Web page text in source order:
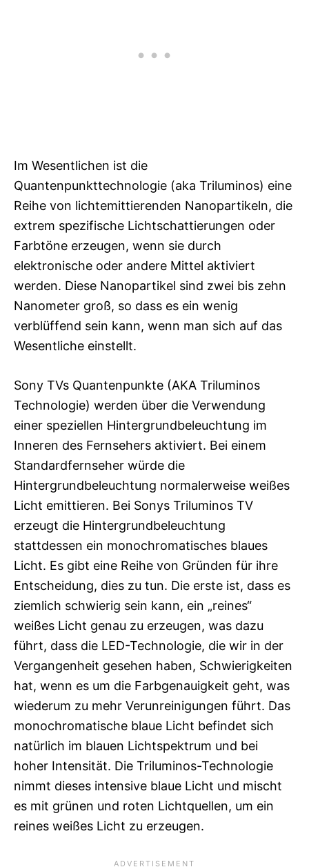
Im Wesentlichen ist die
Quantenpunkttechnologie (aka Triluminos) eine
Reihe von lichtemittierenden Nanopartikeln, die
extrem spezifische Lichtschattierungen oder
Farbtöne erzeugen, wenn sie durch
elektronische oder andere Mittel aktiviert
werden. Diese Nanopartikel sind zwei bis zehn
Nanometer groß, so dass es ein wenig
verblüffend sein kann, wenn man sich auf das
Wesentliche einstellt.
Sony TVs Quantenpunkte (AKA Triluminos
Technologie) werden über die Verwendung
einer speziellen Hintergrundbeleuchtung im
Inneren des Fernsehers aktiviert. Bei einem
Standardfernseher würde die
Hintergrundbeleuchtung normalerweise weißes
Licht emittieren. Bei Sonys Triluminos TV
erzeugt die Hintergrundbeleuchtung
stattdessen ein monochromatisches blaues
Licht. Es gibt eine Reihe von Gründen für ihre
Entscheidung, dies zu tun. Die erste ist, dass es
ziemlich schwierig sein kann, ein „reines“
weißes Licht genau zu erzeugen, was dazu
führt, dass die LED-Technologie, die wir in der
Vergangenheit gesehen haben, Schwierigkeiten
hat, wenn es um die Farbgenauigkeit geht, was
wiederum zu mehr Verunreinigungen führt. Das
monochromatische blaue Licht befindet sich
natürlich im blauen Lichtspektrum und bei
hoher Intensität. Die Triluminos-Technologie
nimmt dieses intensive blaue Licht und mischt
es mit grünen und roten Lichtquellen, um ein
reines weißes Licht zu erzeugen.